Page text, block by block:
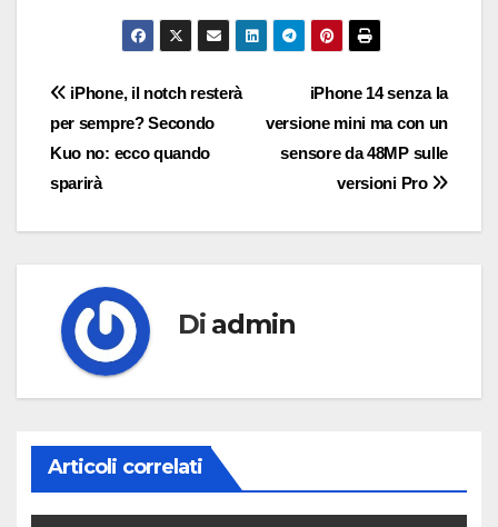
Navigazione
articoli
iPhone 14 senza la
versione mini ma con un
sensore da 48MP sulle
versioni Pro
iPhone, il notch resterà
per sempre? Secondo
Kuo no: ecco quando
sparirà
Di admin
Articoli correlati